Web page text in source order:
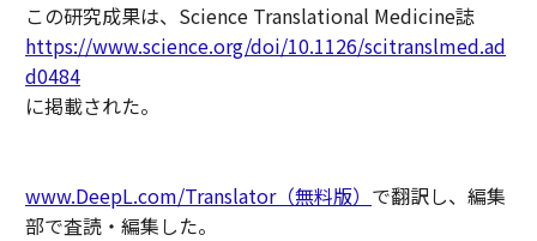
この研究成果は、Science Translational Medicine誌
https://www.science.org/doi/10.1126/scitranslmed.ad
d0484
に掲載された。
www.DeepL.com/Translator（無料版） で翻訳し、編集
部で査読・編集した。